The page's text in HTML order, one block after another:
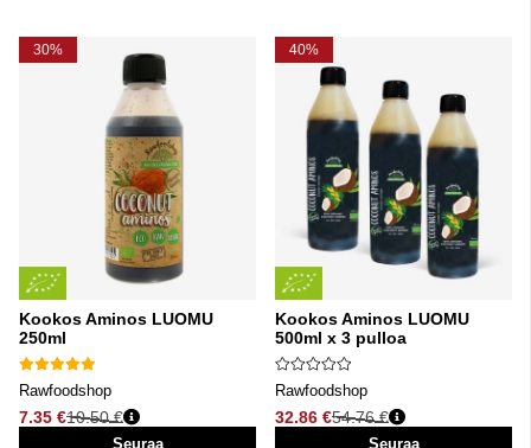
30%
Kookos Aminos LUOMU
250ml
Rawfoodshop
7.35 €
Normaali hinta
10.50 €
Seuraa
40%
Kookos Aminos LUOMU
500ml x 3 pulloa
Rawfoodshop
32.86 €
Normaali hinta
54.76 €
Seuraa